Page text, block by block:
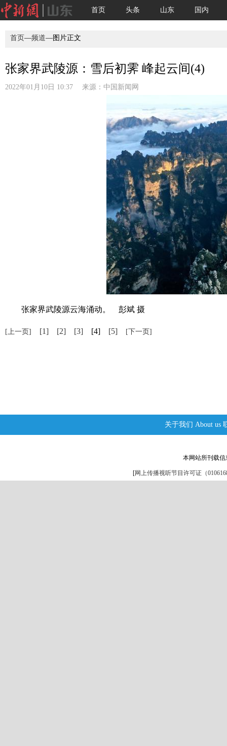
首页 头条 山东 国内
首页—频道—图片正文
张家界武陵源：雪后初霁 峰起云间(4)
2022年01月10日 10:37 来源： 中国新闻网
张家界武陵源云海涌动。 彭斌 摄
[上一页] [1] [2] [3] [4] [5] [下一页]
关于我们 About us
本网站所刊载
[网上传播视听节目许可证（